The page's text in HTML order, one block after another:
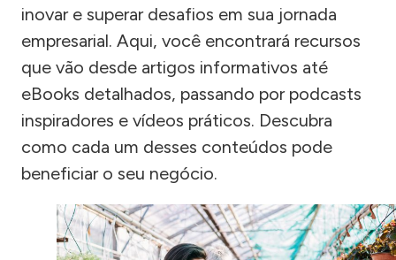
inovar e superar desafios em sua jornada
empresarial. Aqui, você encontrará recursos
que vão desde artigos informativos até
eBooks detalhados, passando por podcasts
inspiradores e vídeos práticos. Descubra
como cada um desses conteúdos pode
beneficiar o seu negócio.